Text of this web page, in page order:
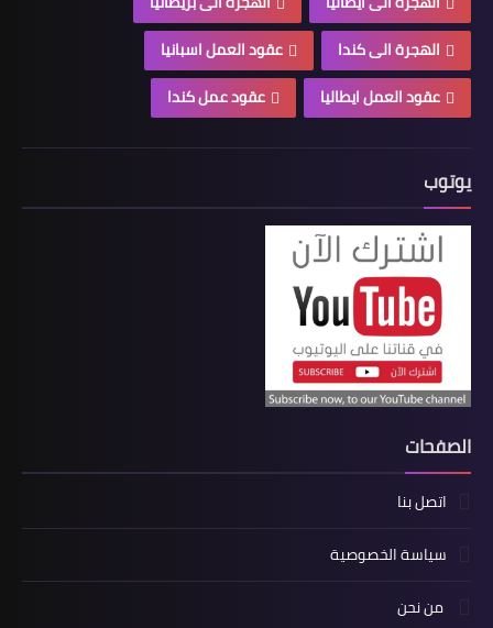
الهجرة الى كندا
عقود العمل اسبانيا
عقود العمل ايطاليا
عقود عمل كندا
يوتوب
الصفحات
اتصل بنا
سياسة الخصوصية
من نحن